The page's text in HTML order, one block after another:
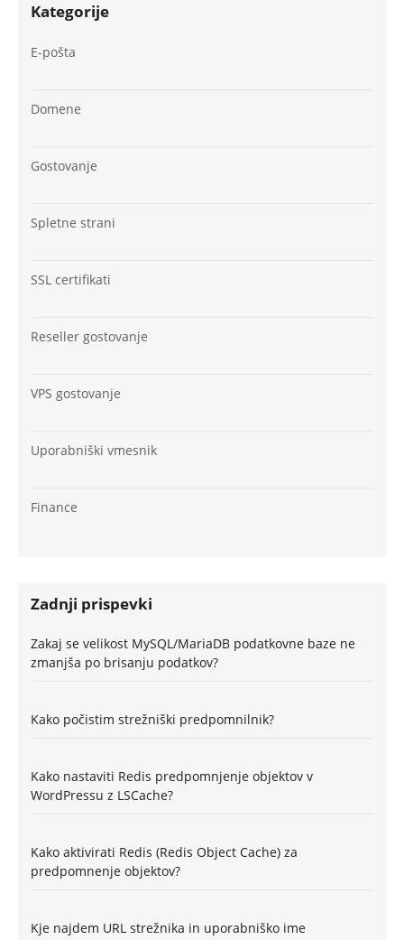
Kategorije
E-pošta
Domene
Gostovanje
Spletne strani
SSL certifikati
Reseller gostovanje
VPS gostovanje
Uporabniški vmesnik
Finance
Zadnji prispevki
Zakaj se velikost MySQL/MariaDB podatkovne baze ne
zmanjša po brisanju podatkov?
Kako počistim strežniški predpomnilnik?
Kako nastaviti Redis predpomnjenje objektov v
WordPressu z LSCache?
Kako aktivirati Redis (Redis Object Cache) za
predpomnenje objektov?
Kje najdem URL strežnika in uporabniško ime